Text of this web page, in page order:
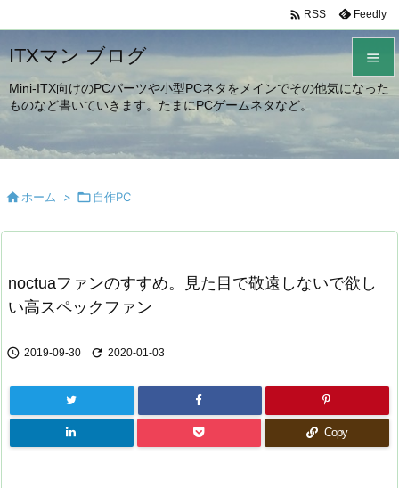
ITXマン ブログ
Mini-ITX向けのPCパーツや小型PCネタをメインでその他気になった
ものなど書いていきます。たまにPCゲームネタなど。


サイド


 RSS Feedly
 ホーム > 自作PC
noctuaファンのすすめ。見た目で敬遠しないで欲し
い高スペックファン
 2019-09-30  2020-01-03
Copy